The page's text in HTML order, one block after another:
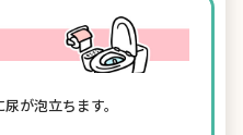
が泡立ちます。